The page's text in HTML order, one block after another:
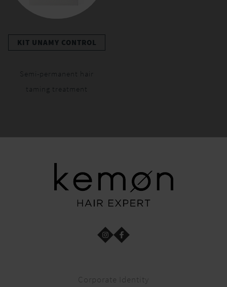
KIT UNAMY CONTROL
Semi-permanent hair
taming treatment
Corporate Identity